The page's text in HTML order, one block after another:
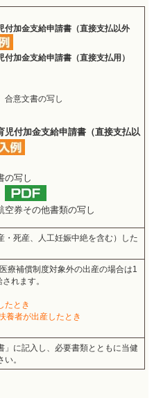
付加金支給申請書（直接支払以外
付加金支給申請書（直接支払用）
合意文書の写し
児付加金支給申請書（直接支払以
の写し
空券その他書類の写し
・死産、人工妊娠中絶を含む）した
療補償制度対象外の出産の場合は1
れます。
たとき
養者が出産したとき
」に記入し、必要書類とともに当健
。